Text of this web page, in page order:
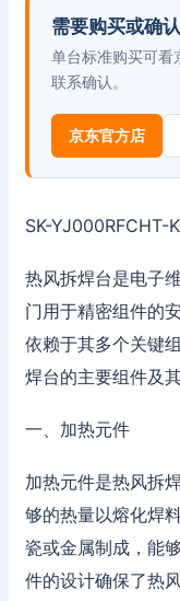
需要购买或确
单台标准购买可看
联系确认。
京东官方店
SK-YJ000RFCHT-
热风拆焊台是电子
门用于精密组件的
依赖于其多个关键
焊台的主要组件及其
一、加热元件
加热元件是热风拆
够的热量以熔化焊
瓷或金属制成，能
件的设计确保了热